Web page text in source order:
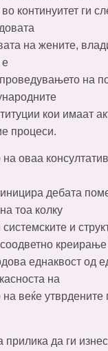
континуитет ги
на жените,
е
на
кои имаат
процеси.
оваа
дебата
тоа колку
и
еднаквост од
на
веќе утврдените
да ги